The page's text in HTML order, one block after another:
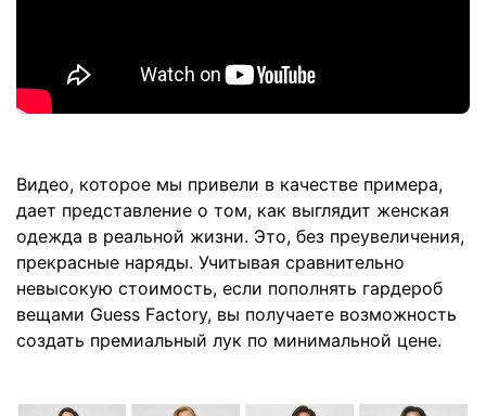
Видео, которое мы привели в качестве примера,
дает представление о том, как выглядит женская
одежда в реальной жизни. Это, без преувеличения,
прекрасные наряды. Учитывая сравнительно
невысокую стоимость, если пополнять гардероб
вещами Guess Factory, вы получаете возможность
создать премиальный лук по минимальной цене.